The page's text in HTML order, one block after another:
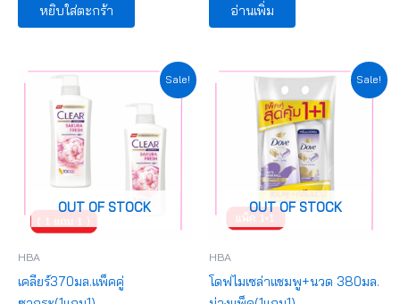
5
หยิบใส่ตะกร้า
5
อ่านเพิ่ม
Sale!
OUT OF STOCK
HBA
เคลียร์370มล.แพ็คคู่
Original
price
was:
฿189.00.
Current
฿170.10.
Sale!
OUT OF STOCK
HBA
โดฟไมเซล่าแชมพู+นวด 380มล.
Original
price
was:
฿199.00.
Current
price
is:
฿179.10.